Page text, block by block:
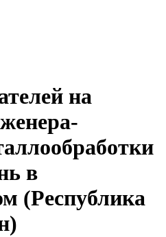
на
в
(Республика